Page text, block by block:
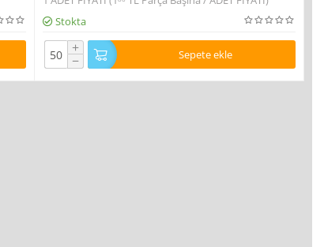
Stokta
+
− Sepete ekle